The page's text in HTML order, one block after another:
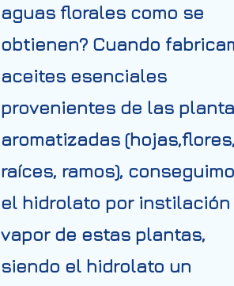
aguas florales como se
obtienen? Cuando
aceites esenciales
provenientes de las
aromatizadas (hojas,flores,
raíces, ramos),
el hidrolato por
vapor de estas plantas,
siendo el hidrolato un